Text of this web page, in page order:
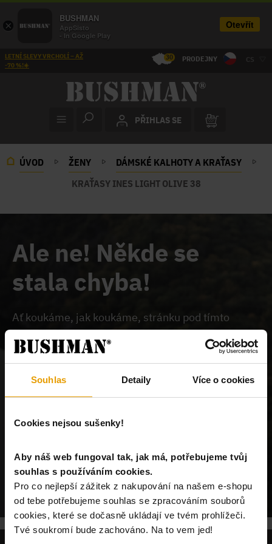
Souhlas Detaily Více o cookies
Cookies nejsou sušenky!
Aby náš web fungoval tak, jak má, potřebujeme tvůj
souhlas s používáním cookies.
Pro co nejlepší zážitek z nakupování na našem e-shopu
od tebe potřebujeme souhlas se zpracováním souborů
cookies, které se dočasně ukládají ve tvém prohlížeči.
Tvé soukromí bude zachováno. Na to vem jed!
LETNÍ SLEVY VRCHOLÍ – AŽ
-70 %!☀️
30 PRODEJNY CS
PŘIHLAS SE
ÚVOD ŽENY
DÁMSKÉ KALHOTY A KRAŤASY
KRAŤASY INES LIGHT OLIVE 38
Ale ne! Někde se
stala chyba!
Ať koukáme, jak koukáme, stránku pod tímto
odkazem na našem webu nemůžeme najít.
Buď je
chybně zadaný odkaz, nebo je požadovaný produkt
POKRAČUJ NA ÚVODNÍ STRÁNKU
×
BUSHMAN
AppSisto
- In Google Play
Otevřít